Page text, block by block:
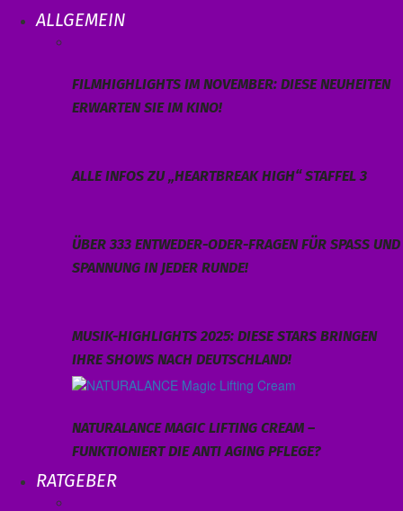
ALLGEMEIN
FILMHIGHLIGHTS IM NOVEMBER: DIESE NEUHEITEN
ERWARTEN SIE IM KINO!
ALLE INFOS ZU „HEARTBREAK HIGH“ STAFFEL 3
ÜBER 333 ENTWEDER-ODER-FRAGEN FÜR SPASS UND S
PANNUNG IN JEDER RUNDE!
MUSIK-HIGHLIGHTS 2025: DIESE STARS BRINGEN
IHRE SHOWS NACH DEUTSCHLAND!
NATURALANCE MAGIC LIFTING CREAM –
FUNKTIONIERT DIE ANTI AGING PFLEGE?
RATGEBER